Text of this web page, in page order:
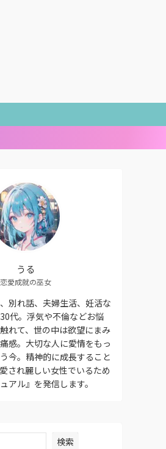
うる
恋愛成就の巫女
別れ話、夫婦生活、妊活な
代。浮気や不倫などお悩
れて、世の中は欲望にまみ
感。大切な人に愛情をもっ
今。精神的に成長すること
され麗しい女性でいるため
アル』を発信します。
検索